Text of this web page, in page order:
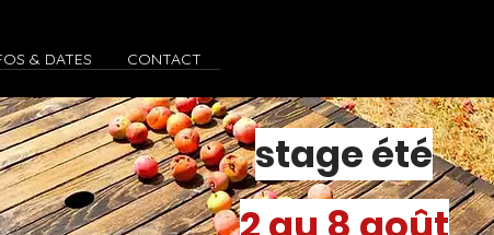
& DATES CONTACT
stage été